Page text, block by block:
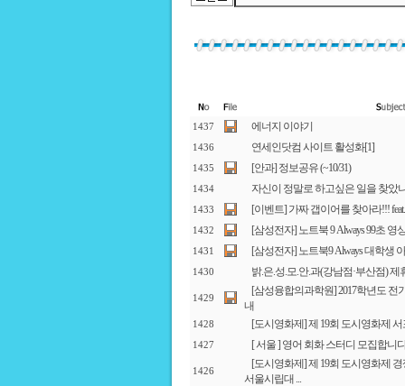
1437 에너지 이야기
1436 연세인닷컴 사이트 활성화[1]
1435 [안과] 정보공유 (~10/31)
1434 자신이 정말로 하고싶은 일을 찾았
1433 [이벤트] 가짜 갭이어를 찾아라!!!
1432 [삼성전자] 노트북 9 Always 99초 영
1431 [삼성전자] 노트북9 Always 대학생
1430 밝.은.성.모.안.과(강남점·부산점)
1429
[삼성융합의과학원] 2017학년도 전
내
1428 [도시영화제] 제 19회 도시영화제
1427 [ 서울 ] 영어 회화 스터디 모집합니
1426
[도시영화제] 제 19회 도시영화제
서울시립대 ...